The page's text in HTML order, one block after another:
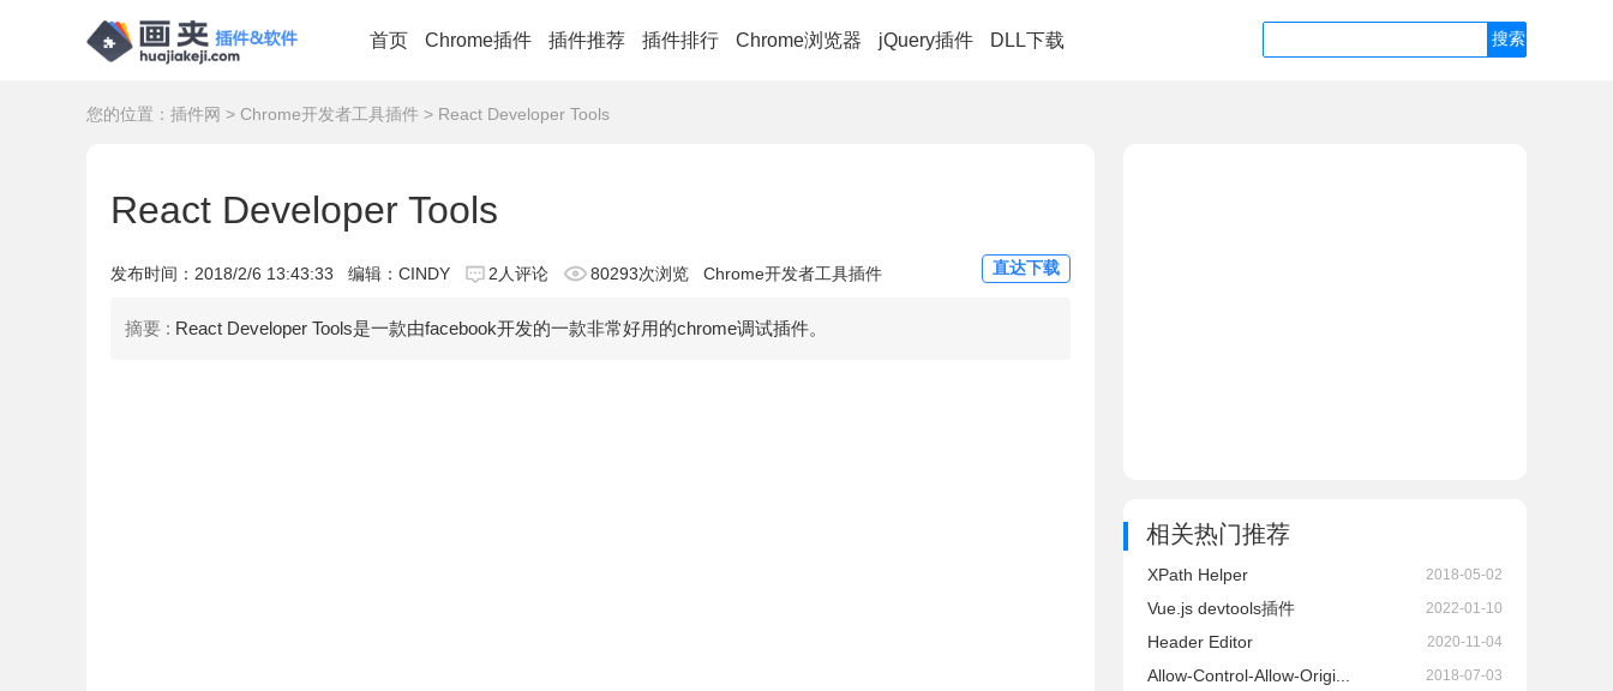
首页 Chrome插件 插件推荐 插件排行 Chrome浏览器 jQuery插件 DLL下载
您的位置： 插件网 > Chrome开发者工具插件 > React Developer Tools
React Developer Tools
发布时间： 2018/2/6 13:43:33 编辑：CINDY 2人评论 80293次浏览 Chrome开发者工具插件 直达下载
摘要 : React Developer Tools是一款由facebook开发的一款非常好用的chrome调试插件。
相关热门推荐
XPath Helper 2018-05-02
Vue.js devtools插件 2022-01-10
Header Editor 2020-11-04
Allow-Control-Allow-Origi... 2018-07-03